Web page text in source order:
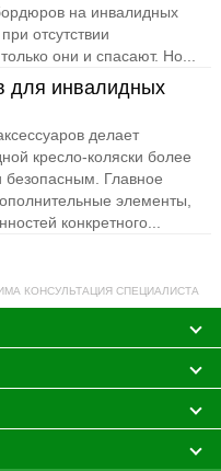
на инвалидных
отсутствии
они и спасают. Но...
для инвалидных
делает
кресло-коляски более
Главное
элементы,
конкретного...
КОНСУЛЬТАЦИЯ СПЕЦИАЛИСТА